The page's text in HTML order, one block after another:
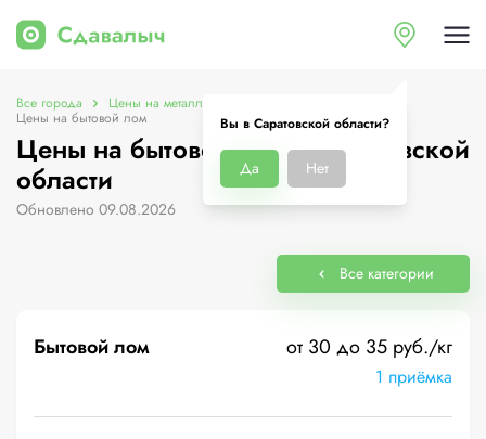
Вы в Саратовской области?
Да Нет
Все города Цены на металлолом в Саратовской области
Цены на бытовой лом
Цены на бытовой лом в Саратовской
области
Обновлено 09.08.2026
Все категории
Бытовой лом от 30 до 35 руб./кг
1 приёмка